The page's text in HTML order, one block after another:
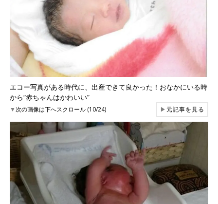
エコー写真がある時代に、出産できて良かった！おなかにいる時
から“赤ちゃんはかわいい”
▼次の画像は下へスクロール (10/24) ▶元記事を見る